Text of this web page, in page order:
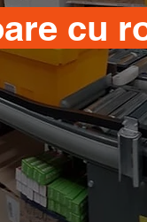
cu